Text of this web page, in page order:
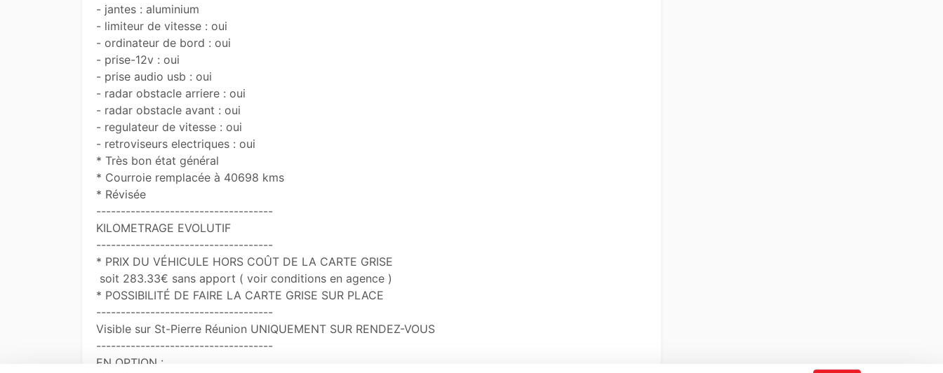
- jantes : aluminium
- limiteur de vitesse : oui
- ordinateur de bord : oui
- prise-12v : oui
- prise audio usb : oui
- radar obstacle arriere : oui
- radar obstacle avant : oui
- regulateur de vitesse : oui
- retroviseurs electriques : oui
* Très bon état général
* Courroie remplacée à 40698 kms
* Révisée
------------------------------------
KILOMETRAGE EVOLUTIF
------------------------------------
* PRIX DU VÉHICULE HORS COÛT DE LA CARTE GRISE
* POSSIBILITÉ DE FAIRE LA CARTE GRISE SUR PLACE
------------------------------------
Visible sur St-Pierre Réunion UNIQUEMENT SUR RENDEZ-VOUS
------------------------------------
EN OPTION :